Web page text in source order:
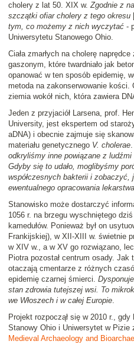
cholery z lat 50. XIX w.Zgodnie z
szczątki ofiar cholery z tego okresu
tym, co możemy z nich wyczytać -
Uniwersytetu Stanowego Ohio.
Ciała zmarłych na cholerę
gaszonym, które twardniało jak
opanować w ten sposób epidemię,
metoda na zakonserwowanie kości.
ziemia wokół nich, która zawiera
Jeden z przyjaciół Larsena, prof.
University, jest ekspertem od
aDNA) i obecnie zajmuje się
materiału genetycznego V. cholerae.
odkryliśmy inne powiązane z
Gdyby się to udało, moglibyśmy
współczesnych bakterii i zobaczyć,
ewentualnego opracowania lekarstwa
Stanowisko może dostarczyć
1056 r. na brzegu wyschniętego
kamedułów. Ponieważ był on
Frankijskiej), w XII-XIII w. świetnie
w XIV w., a w XV go rozwiązano,
Piotra pozostał centrum osady. Jak
otaczają cmentarze z różnych
epidemię czarnej śmierci.
stan zdrowia tutejszej wsi. To
we Włoszech i w całej Europie.
Projekt rozpoczął się w 2010 r.,
Stanowy Ohio i Uniwersytet w Pizie
Medieval Archaeology and